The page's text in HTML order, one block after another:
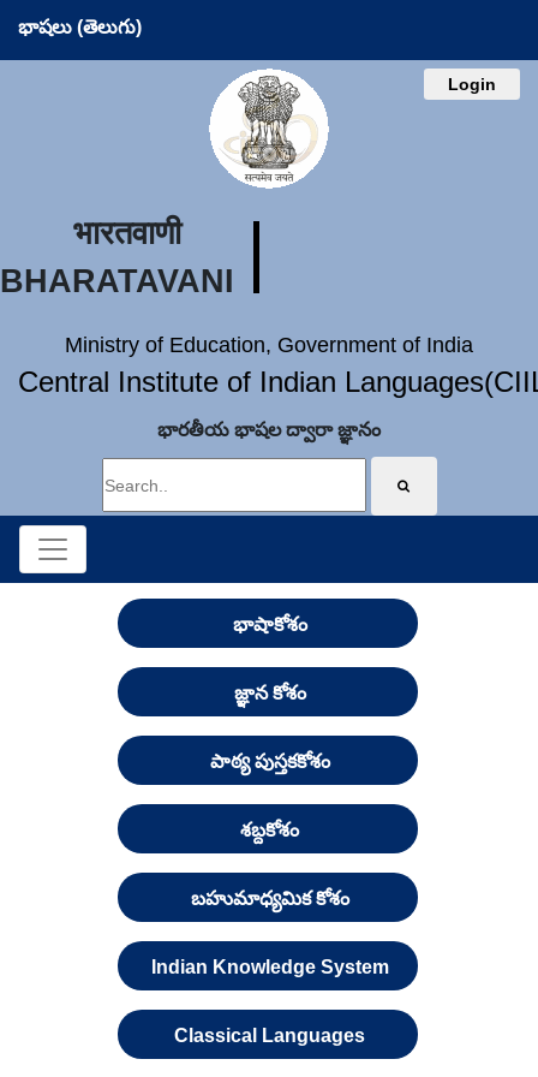
భాషలు (తెలుగు)
Login
भारतवाणी
BHARATAVANI
Ministry of Education, Government of India
Central Institute of Indian
భారతీయ భాషల ద్వారా జ్ఞానం
భాషాకోశం
జ్ఞాన కోశం
పాఠ్య పుస్తకకోశం
శబ్దకోశం
బహుమాధ్యమిక కోశం
Indian Knowledge System
Classical Languages